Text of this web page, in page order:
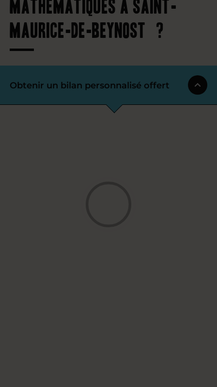
Maurice-de-Beynost ?
Obtenir un bilan personnalisé offert